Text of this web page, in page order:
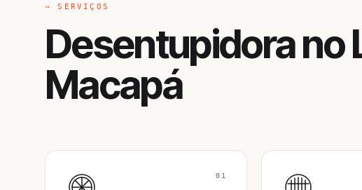
→ SERVIÇOS
Desentupidora no
Macapá
01